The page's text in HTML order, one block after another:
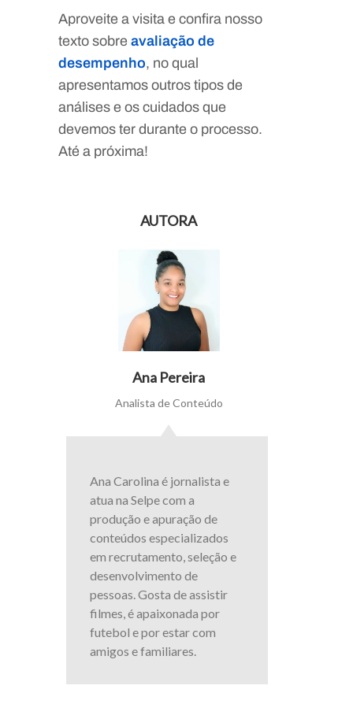
Aproveite a visita e confira nosso
texto sobre avaliação de
desempenho, no qual
apresentamos outros tipos de
análises e os cuidados que
devemos ter durante o processo.
Até a próxima!
AUTORA
Ana Pereira
Analista de Conteúdo
Ana Carolina é jornalista e
atua na Selpe com a
produção e apuração de
conteúdos especializados
em recrutamento, seleção e
desenvolvimento de
pessoas. Gosta de assistir
filmes, é apaixonada por
futebol e por estar com
amigos e familiares.